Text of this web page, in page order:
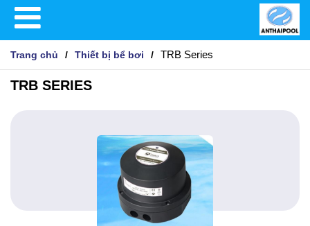
Trang chủ Thiết bị bể bơi TRB Series
TRB SERIES